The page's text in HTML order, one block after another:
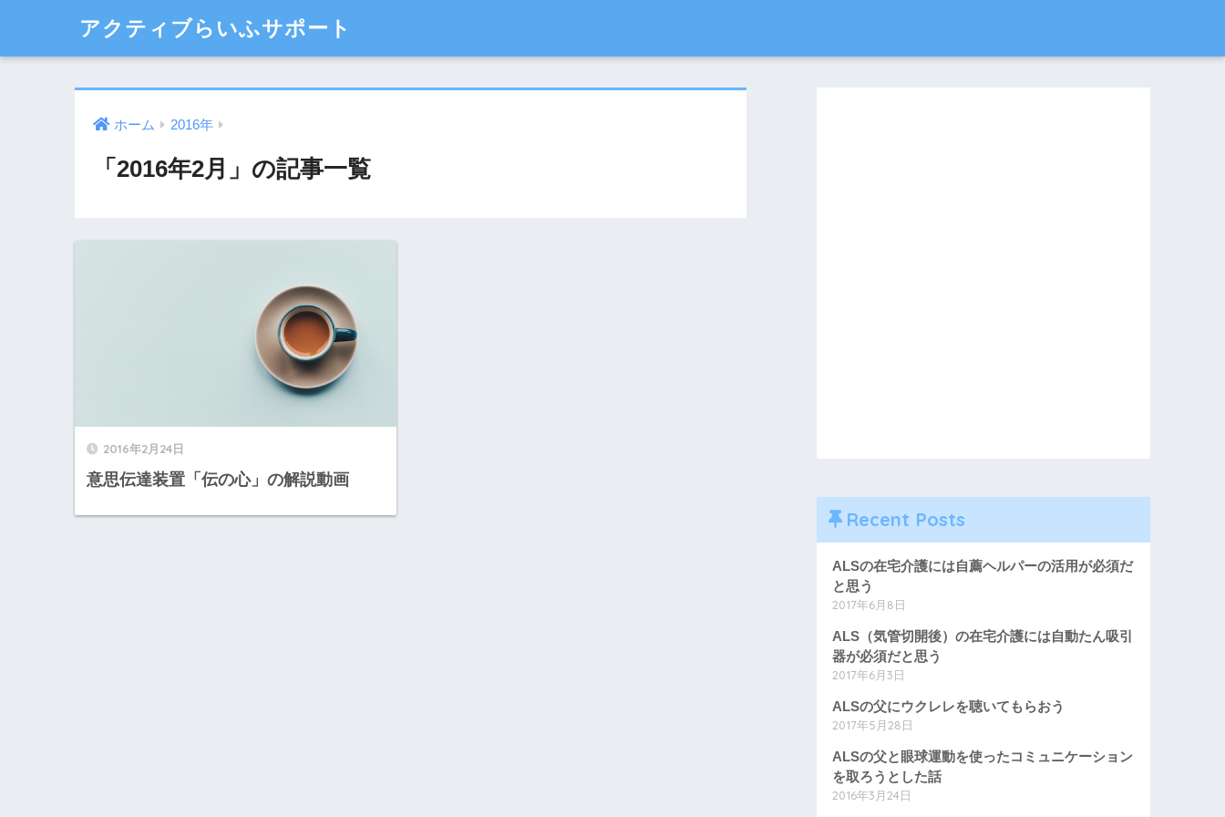
アクティブらいふサポート
ホーム 2016年
「2016年2月」の記事一覧
2016年2月24日
意思伝達装置「伝の心」の解説動画
Recent Posts
ALSの在宅介護には自薦ヘルパーの活用が必須だ
と思う
2017年6月8日
ALS（気管切開後）の在宅介護には自動たん吸引
器が必須だと思う
2017年6月3日
ALSの父にウクレレを聴いてもらおう
2017年5月28日
ALSの父と眼球運動を使ったコミュニケーション
を取ろうとした話
2016年3月24日